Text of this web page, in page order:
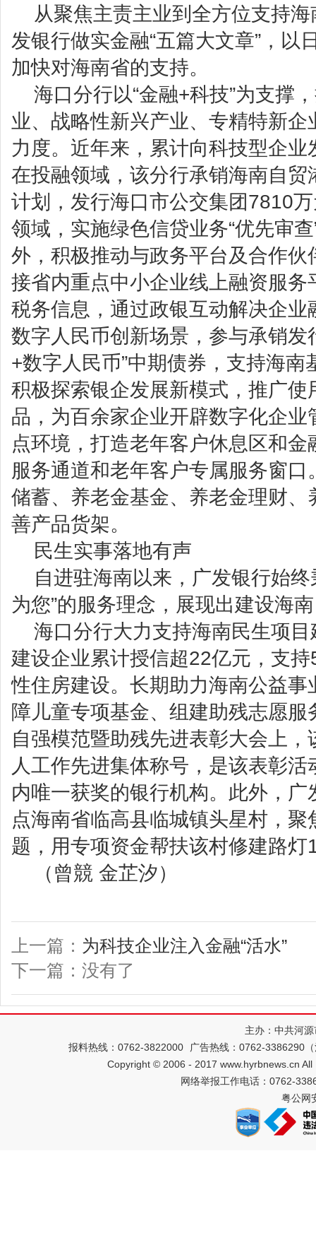
从聚焦主责主业到全方位支持
发银行做实金融“五篇大文章”，以
加快对海南省的支持。
海口分行以“金融+科技”为支撑
业、战略性新兴产业、专精特新
力度。近年来，累计向科技型企
在投融领域，该分行承销海南自贸
计划，发行海口市公交集团7810
领域，实施绿色信贷业务“优先审查
外，积极推动与政务平台及合作伙
接省内重点中小企业线上融资服务
税务信息，通过政银互动解决企业
数字人民币创新场景，参与承销发
+数字人民币”中期债券，支持海南
积极探索银企发展新模式，推广使
品，为百余家企业开辟数字化企
点环境，打造老年客户休息区和
服务通道和老年客户专属服务窗
储蓄、养老金基金、养老金理财、
善产品货架。
民生实事落地有声
自进驻海南以来，广发银行始
为您”的服务理念，展现出建设海
海口分行大力支持海南民生项
建设企业累计授信超22亿元，支
性住房建设。长期助力海南公益事
障儿童专项基金、组建助残志愿
自强模范暨助残先进表彰大会上
人工作先进集体称号，是该表彰
内唯一获奖的银行机构。此外，
点海南省临高县临城镇头星村，
题，用专项资金帮扶该村修建路灯
（曾競 金芷汐）
上一篇： 为科技企业注入金融“活水”
下一篇：没有了